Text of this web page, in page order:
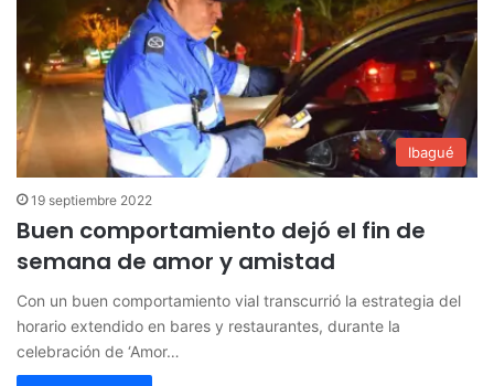
Ibagué
19 septiembre 2022
Buen comportamiento dejó el fin de
semana de amor y amistad
Con un buen comportamiento vial transcurrió la estrategia del
horario extendido en bares y restaurantes, durante la
celebración de ‘Amor…